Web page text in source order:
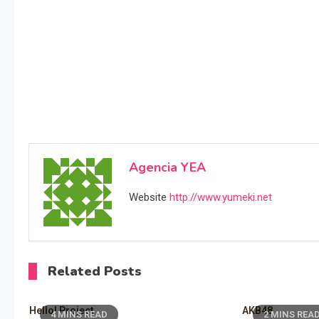
Agencia YEA
Website http://www.yumeki.net
Related Posts
4 MINS READ
Hello! Project 2 MINS READ
AKB48